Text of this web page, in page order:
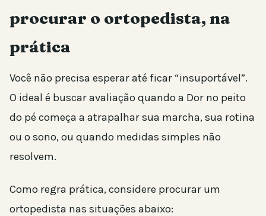
procurar o ortopedista, na
prática
Você não precisa esperar até ficar “insuportável”.
O ideal é buscar avaliação quando a Dor no peito
do pé começa a atrapalhar sua marcha, sua rotina
ou o sono, ou quando medidas simples não
resolvem.
Como regra prática, considere procurar um
ortopedista nas situações abaixo: